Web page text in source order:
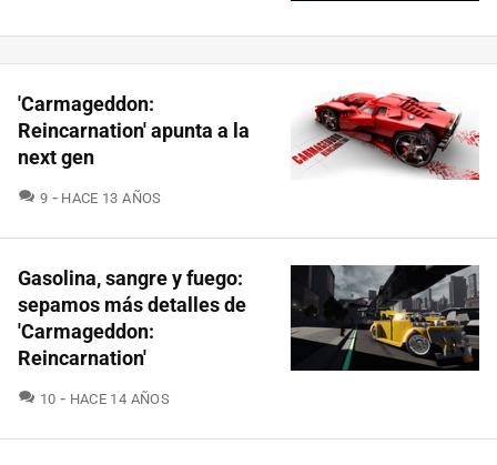
'Carmageddon:
Reincarnation' apunta a la
next gen
9 COMENTARIOS
HACE 13 AÑOS
Gasolina, sangre y fuego:
sepamos más detalles de
'Carmageddon:
Reincarnation'
10 COMENTARIOS
HACE 14 AÑOS